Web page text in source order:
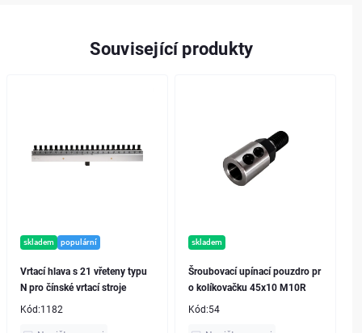
Související produkty
skladem populární
Vrtací hlava s 21 vřeteny typu
N pro čínské vrtací stroje
Kód:1182
skladem
Šroubovací upínací pouzdro pr
o kolíkovačku 45x10 M10R
Kód:54